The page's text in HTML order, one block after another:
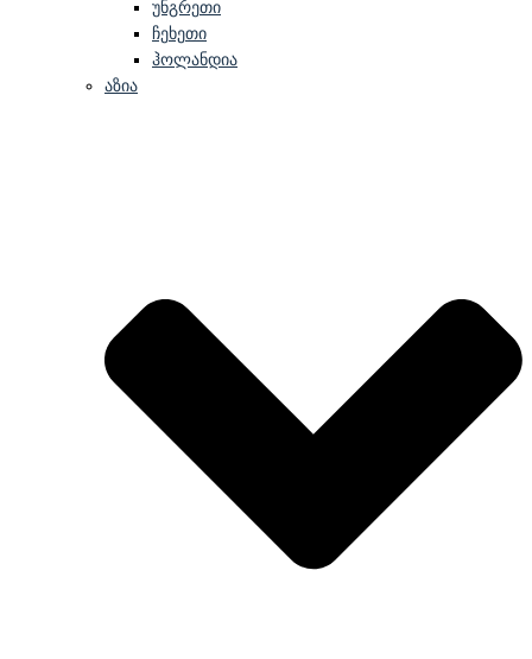
უნგრეთი
ჩეხეთი
ჰოლანდია
აზია